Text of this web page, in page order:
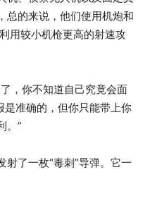
总的来说，他们使用机炮和
用较小机枪更高的射速攻
，你不知道自己究竟会面
是准确的，但你只能带上你
。”
了一枚“毒刺”导弹。它一